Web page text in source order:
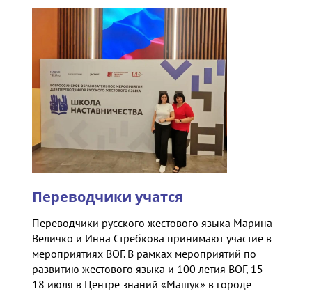
Переводчики учатся
Переводчики русского жестового языка Марина
Величко и Инна Стребкова принимают участие в
мероприятиях ВОГ. В рамках мероприятий по
развитию жестового языка и 100 летия ВОГ, 15–
18 июля в Центре знаний «Машук» в городе